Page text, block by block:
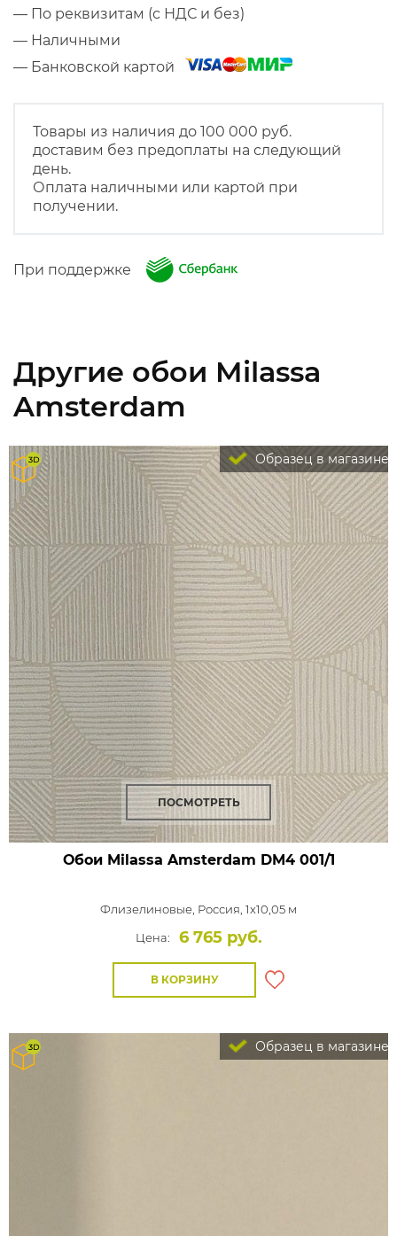
— По реквизитам (с НДС и без)
— Наличными
— Банковской картой
Товары из наличия до 100 000 руб.
доставим без предоплаты на следующий
день.
Оплата наличными или картой при
получении.
При поддержке
Другие обои Milassa
Amsterdam
Образец в магазине
ПОСМОТРЕТЬ
Обои Milassa Amsterdam DM4 001/1
Флизелиновые, Россия, 1x10,05 м
Цена:
6 765 руб.
В КОРЗИНУ
Образец в магазине